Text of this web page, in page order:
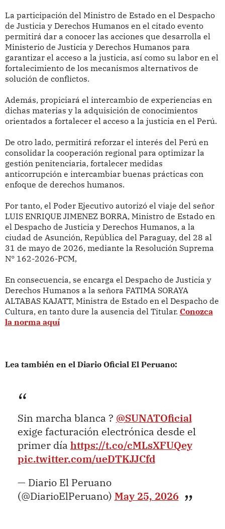
La participación del Ministro de Estado en el Despacho
de Justicia y Derechos Humanos en el citado evento
permitirá dar a conocer las acciones que desarrolla el
Ministerio de Justicia y Derechos Humanos para
garantizar el acceso a la justicia, así como su labor en el
fortalecimiento de los mecanismos alternativos de
solución de conflictos.
Además, propiciará el intercambio de experiencias en
dichas materias y la adquisición de conocimientos
orientados a fortalecer el acceso a la justicia en el Perú.
De otro lado, permitirá reforzar el interés del Perú en
consolidar la cooperación regional para optimizar la
gestión penitenciaria, fortalecer medidas
anticorrupción e intercambiar buenas prácticas con
enfoque de derechos humanos.
Por tanto, el Poder Ejecutivo autorizóel viaje del señor
LUIS ENRIQUE JIMENEZ BORRA, Ministro de Estado en
el Despacho de Justicia y Derechos Humanos, a la
ciudad de Asunción, República del Paraguay, del 28 al
31 de mayo de 2026, mediante la Resolución Suprema
N° 162-2026-PCM,
En consecuencia, se encarga el Despacho de Justicia y
Derechos Humanos a la señora FATIMA SORAYA
ALTABAS KAJATT, Ministra de Estado en el Despacho de
Cultura, en tanto dure la ausencia del Titular. Conozca
la norma aquí
Lea también en el Diario Oficial El Peruano:
Sin marcha blanca ? @SUNATOficial
exige facturación electrónica desde el
primer día https://t.co/cMLsXFUQey
pic.twitter.com/ueDTKJJCfd
— Diario El Peruano
(@DiarioElPeruano) May 25, 2026